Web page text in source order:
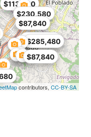
$230,580
$87,840
$285,480
$256,200
$87,840
$113,460
contributors, CC-BY-SA